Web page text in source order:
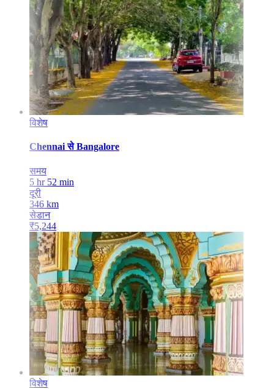
विशेष
Chennai से Bangalore
समय
5 hr 52 min
दूरी
346 km
सेडान
₹5,244
विशेष